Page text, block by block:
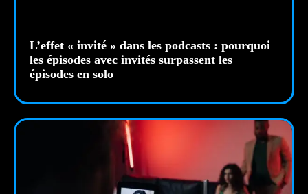
L’effet « invité » dans les podcasts : pourquoi
les épisodes avec invités surpassent les
épisodes en solo